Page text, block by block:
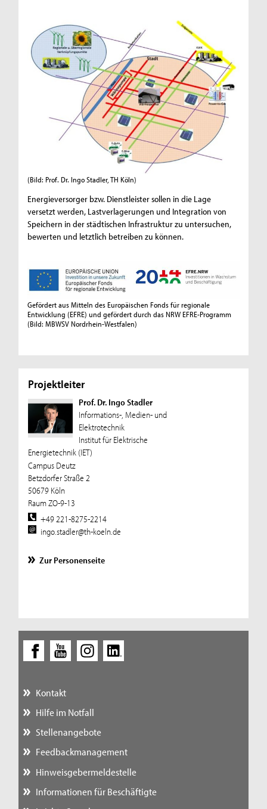
(Bild: Prof. Dr. Ingo Stadler, TH Köln)
Energieversorger bzw. Dienstleister sollen in die Lage
versetzt werden, Lastverlagerungen und Integration von
Speichern in der städtischen Infrastruktur zu untersuchen,
bewerten und letztlich betreiben zu können.
Gefördert aus Mitteln des Europäischen Fonds für regionale
Entwicklung (EFRE) und gefördert durch das NRW EFRE-Programm
(Bild: MBWSV Nordrhein-Westfalen)
Projektleiter
Prof. Dr. Ingo Stadler
Informations-, Medien- und
Elektrotechnik
Institut für Elektrische
Energietechnik (IET)
Campus Deutz
Betzdorfer Straße 2
50679 Köln
Raum ZO-9-13
+49 221-8275-2214
ingo.stadler@th-koeln.de
Zur Personenseite
Kontakt
Hilfe im Notfall
Stellenangebote
Feedbackmanagement
Hinweisgebermeldestelle
Informationen für Beschäftigte